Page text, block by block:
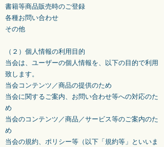
書籍等商品販売時のご登録
各種お問い合わせ
その他
（２）個人情報の利用目的
当会は、ユーザーの個人情報を、以下の目的で利用
致します。
当会コンテンツ／商品の提供のため
当会に関するご案内、お問い合わせ等への対応のた
め
当会のコンテンツ／商品／サービス等のご案内のた
め
当会の規約、ポリシー等（以下「規約等」といいま